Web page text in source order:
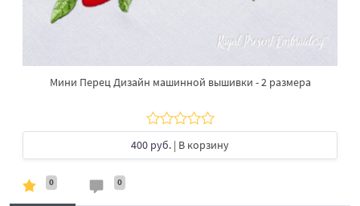
Мини Перец Дизайн машинной вышивки - 2 размера
400 руб. | В корзину
0 0